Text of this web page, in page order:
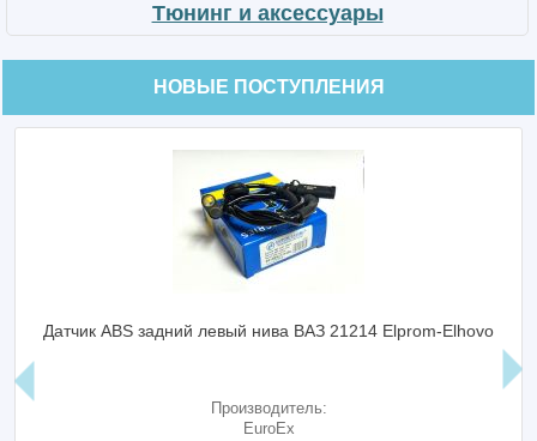
Тюнинг и аксессуары
НОВЫЕ ПОСТУПЛЕНИЯ
Датчик ABS задний левый нива ВАЗ 21214 Elprom-Elhovo
Производитель:
EuroEx